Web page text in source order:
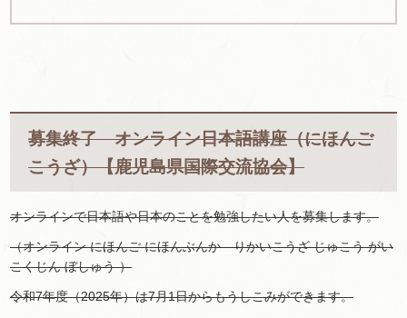
募集終了 オンライン日本語講座（にほんご
こうざ）【鹿児島県国際交流協会】
オンラインで日本語や日本のことを勉強したい人を募集します。
（オンライン にほんご にほんぶんか りかいこうざ じゅこう がい
こくじん ぼしゅう ）
令和7年度（2025年）は7月1日からもうしこみができます。